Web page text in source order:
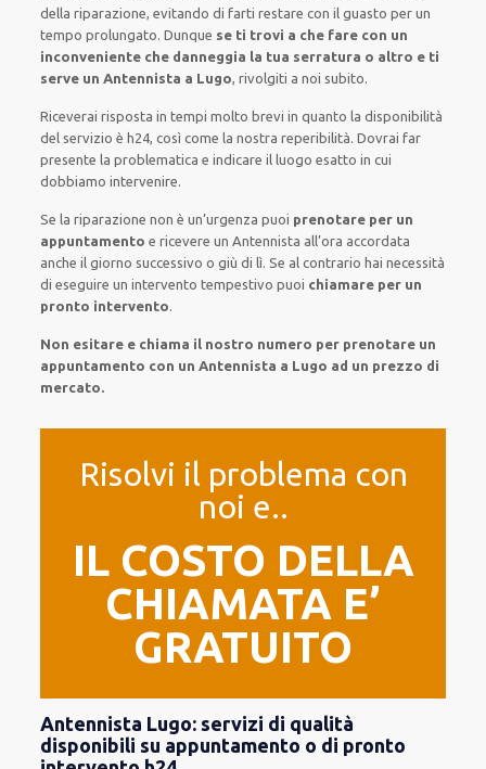
della riparazione,evitando di fartirestare con ilguasto per un
tempo prolungato.Dunque se ti trovi a che fare con un
inconveniente che danneggia la tua serratura o altro e ti
serve un Antennista a Lugo,rivolgiti a noi subito.
Riceverai risposta in tempi molto breviin quanto la disponibilità
del servizio è h24, così come la nostra reperibilità. Dovraifar
presente la problematicae indicareil luogo esattoin cui
dobbiamointervenire.
Se la riparazione non è un’urgenza puoi prenotare per un
appuntamento ericevere un Antennista all’ora accordata
anche il giorno successivo o giù di lì. Se al contrario hai necessità
di eseguire un interventotempestivo puoi chiamare per un
pronto intervento.
Non esitare e chiama il nostro numero per prenotare un
appuntamento con un Antennista a Lugo ad un prezzo di
mercato.
Risolvi il problema con
noi e..
IL COSTO DELLA
CHIAMATA E’
GRATUITO
Antennista Lugo: servizi di qualità
disponibili su appuntamento o di pronto